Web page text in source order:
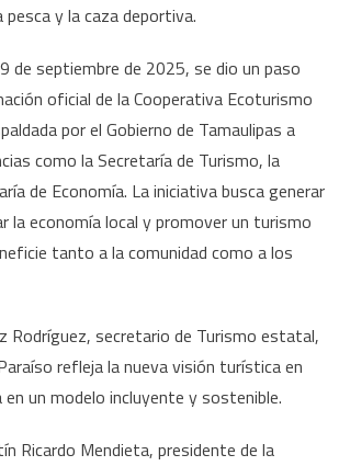
y la caza deportiva.
de septiembre de 2025, se dio un paso
oficial de la Cooperativa Ecoturismo
por el Gobierno de Tamaulipas a
como la Secretaría de Turismo, la
de Economía. La iniciativa busca generar
la economía local y promover un turismo
tanto a la comunidad como a los
Rodríguez, secretario de Turismo estatal,
refleja la nueva visión turística en
en un modelo incluyente y sostenible.
Ricardo Mendieta, presidente de la